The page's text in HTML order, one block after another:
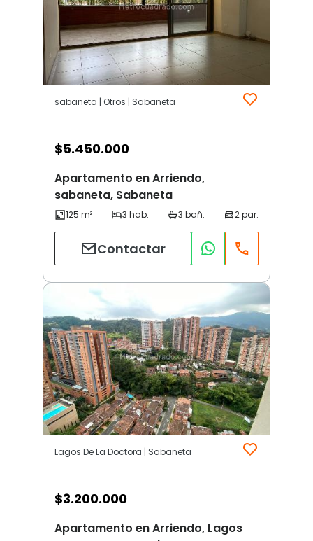
sabaneta | Otros | Sabaneta
$5.450.000
Apartamento en Arriendo,
sabaneta, Sabaneta
Contactar
Lagos De La Doctora | Sabaneta
$3.200.000
Apartamento en Arriendo, Lagos